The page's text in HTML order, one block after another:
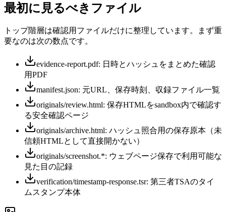
最初に見るべきファイル
トップ階層は確認用ファイルだけに整理しています。まず重
要なのは次の数点です。
evidence-report.pdf: 日時とハッシュをまとめた確認
用PDF
manifest.json: 元URL、保存時刻、収録ファイル一覧
originals/review.html: 保存HTMLをsandbox内で確認す
る安全確認ページ
originals/archive.html: ハッシュ照合用の保存原本（未
信頼HTMLとして直接開かない）
originals/screenshot.*: ウェブページ保存で利用可能な
見た目の記録
verification/timestamp-response.tsr: 第三者TSAのタイ
ムスタンプ本体